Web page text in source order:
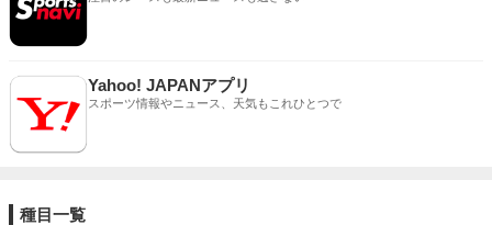
Yahoo! JAPANアプリ
スポーツ情報やニュース、天気もこれひとつで
種目一覧